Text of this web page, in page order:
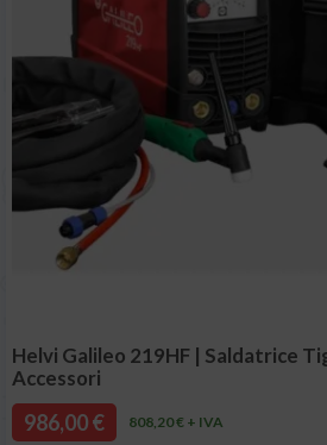
Helvi Galileo 219HF | Saldatrice
Accessori
986,00 € 808,20 € + IVA